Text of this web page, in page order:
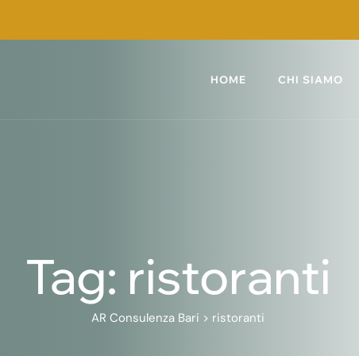
HOME CHI SIAMO
Tag: ristoranti
AR Consulenza Bari > ristoranti